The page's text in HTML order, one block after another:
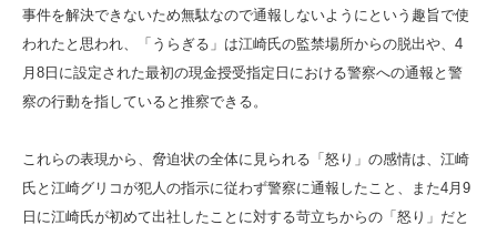
事件を解決できないため無駄なので通報しないようにという趣旨で使
われたと思われ、「うらぎる」は江崎氏の監禁場所からの脱出や、4
月8日に設定された最初の現金授受指定日における警察への通報と警
察の行動を指していると推察できる。
これらの表現から、脅迫状の全体に見られる「怒り」の感情は、江崎
氏と江崎グリコが犯人の指示に従わず警察に通報したこと、また4月9
日に江崎氏が初めて出社したことに対する苛立ちからの「怒り」だと